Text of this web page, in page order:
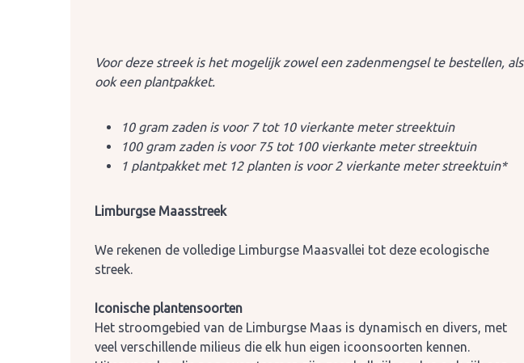
Voor deze streek is het mogelijk zowel een zadenmengsel te bestellen, als
ook een plantpakket.
10 gram zaden is voor 7 tot 10 vierkante meter streektuin
100 gram zaden is voor 75 tot 100 vierkante meter streektuin
1 plantpakket met 12 planten is voor 2 vierkante meter streektuin*
Limburgse Maasstreek
We rekenen de volledige Limburgse Maasvallei tot deze ecologische
streek.
Iconische plantensoorten
Het stroomgebied van de Limburgse Maas is dynamisch en divers, met
veel verschillende milieus die elk hun eigen icoonsoorten kennen.